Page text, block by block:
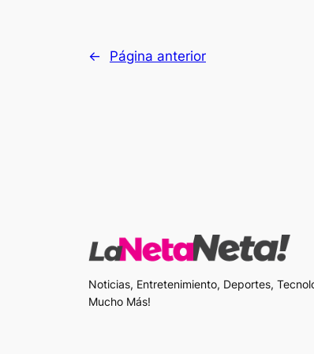
← Página anterior
Noticias, Entretenimiento, Deportes,
Mucho Más!